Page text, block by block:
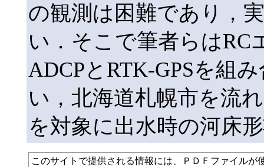
の観測は困難であり，
い．そこで筆者らはRC
ADCPとRTK-GPSを組
い，北海道札幌市を流
を対象に出水時の河床
このサイトで提供される情報には、ＰＤＦファイル